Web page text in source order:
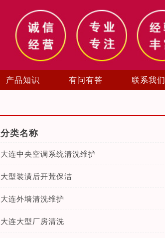
产品知识 有问有答 联系我们
分类名称
大连中央空调系统清洗维护
大型装潢后开荒保洁
大连外墙清洗维护
大连大型厂房清洗